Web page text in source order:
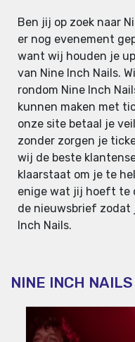
Ben jij op zoek naar
er nog evenement
want wij houden je
van Nine Inch Nails.
rondom Nine Inch
kunnen maken met
onze site betaal je
zonder zorgen je
wij de beste
klaarstaat om je te
enige wat jij hoeft te
de nieuwsbrief zodat
Inch Nails.
NINE INCH